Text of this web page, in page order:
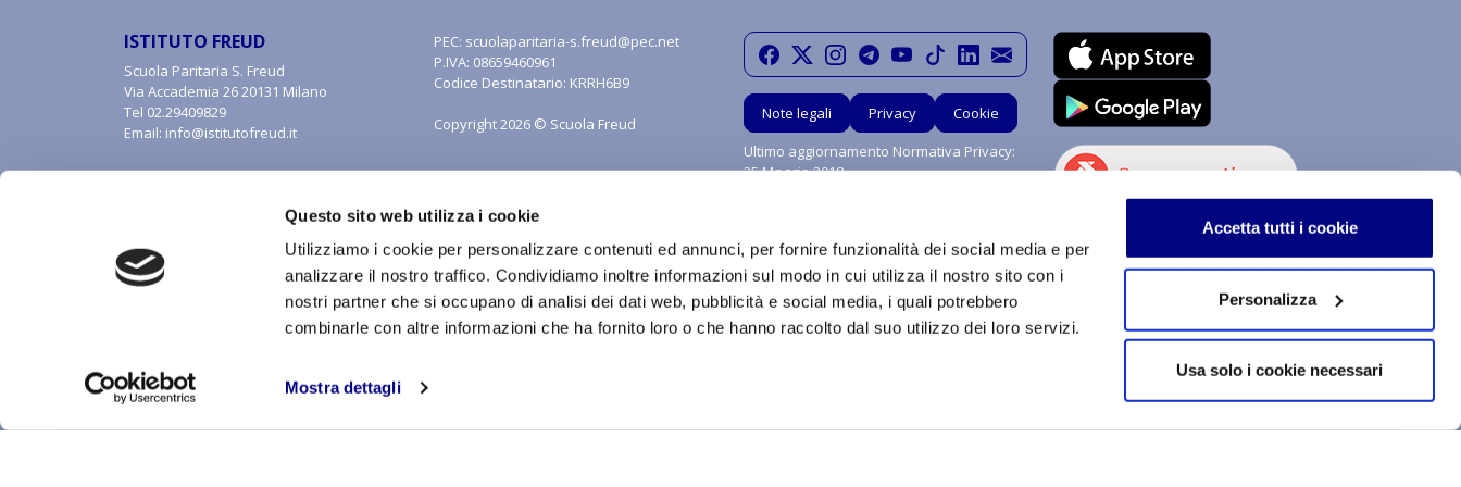
Questo sito web utilizza i cookie
Utilizziamo i cookie per personalizzare contenuti ed annunci, per fornire funzionalità dei social media e per
analizzare il nostro traffico. Condividiamo inoltre informazioni sul modo in cui utilizza il nostro sito con i
nostri partner che si occupano di analisi dei dati web, pubblicità e social media, i quali potrebbero
combinarle con altre informazioni che ha fornito loro o che hanno raccolto dal suo utilizzo dei loro servizi.
Mostra dettagli
Accetta tutti i cookie
Personalizza
Usa solo i cookie necessari
Chiedi a me!
ISTITUTO FREUD
Scuola Paritaria S. Freud
Via Accademia 26 20131 Milano
Tel 02.29409829
Email: info@istitutofreud.it
PEC: scuolaparitaria-s.freud@pec.net
P.IVA: 08659460961
Codice Destinatario: KRRH6B9
Copyright 2026 © Scuola Freud
Note legali Privacy
Cookie
Ultimo aggiornamento Normativa Privacy:
25 Maggio 2018
Con riferimento al presente sito, i testi, le immagini, la grafica, i marchi e tutti contenuti e le procedure nonché le idee di realizzo di sistemi di procedimenti e di uso sono soggetti a copyright e
alle forme di tutela della proprietà intellettuale. Tutti i diritti sono riservati in favore di Scuola Paritaria S.Freud Srl. È vietata qualsiasi utilizzazione, totale o parziale, dei contenuti qui inseriti,
inclusa la memorizzazione, riproduzione, rielaborazione, diffusione o distribuzione dei contenuti stessi mediante qualunque piattaforma tecnologica, supporto o rete telematica. Qualsiasi
riproduzione, anche parziale, senza autorizzazione scritta è vietata ai sensi della Legge 633 del 22 Aprile 1941 e successive modifiche.
CREDITS:ALEIDE WEB AGENCY